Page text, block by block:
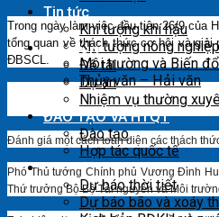
Tin tức
Khí tượng khí hậu
Khí tượng nông nghiệp
Môi trường và Biến
Thủy văn – Hải văn
KH & CN
Đề tài
Dự án
Nhiệm vụ thường
ĐÀO TẠO VÀ HTQT
Đào tạo
Hợp tác quốc tế
Hoạt động nghiệp vụ
Dự báo thời tiết
Dự báo bão và xoáy
Trong ngày làm việc đầu tiên 26/9 của
tổng quan về thách thức cơ hội và giải
ĐBSCL.
Đánh giá một cách toàn diện các thách
Phó Thủ tướng Chính phủ Vương Đình
Thứ trưởng Bộ Bộ Tài nguyên và Môi